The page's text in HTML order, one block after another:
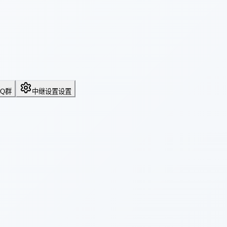
群 中继设置设置